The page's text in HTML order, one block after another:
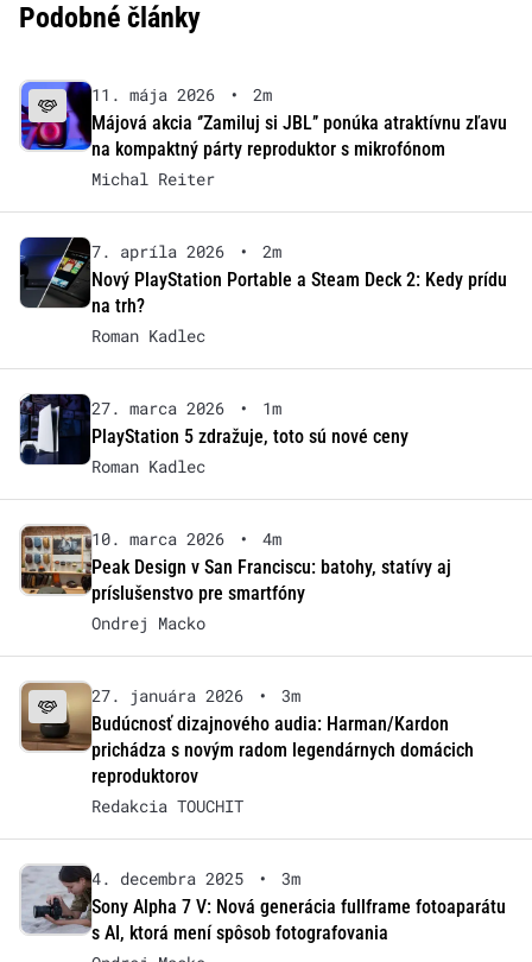
Podobné články
11. mája 2026 •
2m
Májová akcia ‘’Zamiluj si JBL’’ ponúka atraktívnu zľavu
na kompaktný párty reproduktor s mikrofónom
Michal Reiter
7. apríla 2026 •
2m
Nový PlayStation Portable a Steam Deck 2: Kedy prídu
na trh?
Roman Kadlec
27. marca 2026 •
1m
PlayStation 5 zdražuje, toto sú nové ceny
Roman Kadlec
10. marca 2026 •
4m
Peak Design v San Franciscu: batohy, statívy aj
príslušenstvo pre smartfóny
Ondrej Macko
27. januára 2026 •
3m
Budúcnosť dizajnového audia: Harman/Kardon
prichádza s novým radom legendárnych domácich
reproduktorov
Redakcia TOUCHIT
4. decembra 2025 •
3m
Sony Alpha 7 V: Nová generácia fullframe fotoaparátu
s AI, ktorá mení spôsob fotografovania